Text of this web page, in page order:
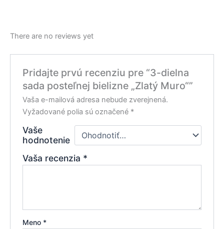
There are no reviews yet
Pridajte prvú recenziu pre “3-dielna
sada posteľnej bielizne „Zlatý Muro“”
Vaša e-mailová adresa nebude zverejnená.
Vyžadované polia sú označené *
Vaše
hodnotenie
Vaša recenzia *
Meno *